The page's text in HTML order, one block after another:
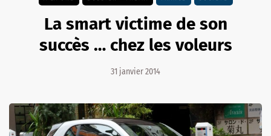
La smart victime de son
succès … chez les voleurs
31 janvier 2014